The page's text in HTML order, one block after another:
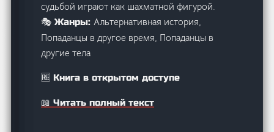
судьбой играют как шахматной фигурой.
🎭 Жанры:Альтернативная история,
Попаданцы в другое время, Попаданцы в
другие тела
🆓 Книга в открытом доступе
📖 Читать полный текст